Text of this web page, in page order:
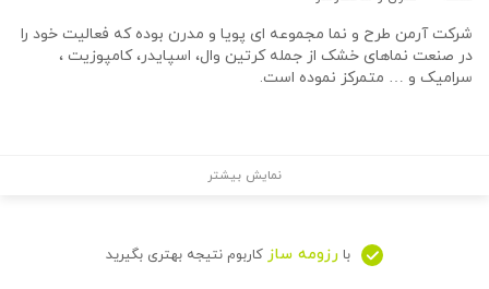
شرکت آرمن طرح و نما مجموعه ای پویا و مدرن بوده که فعالیت خود را
در صنعت نماهای خشک از جمله کرتین وال، اسپایدر، کامپوزیت ،
سرامیک و … متمرکز نموده است.
نمایش بیشتر
با رزومه ساز کاربوم نتیجه بهتری بگیرید